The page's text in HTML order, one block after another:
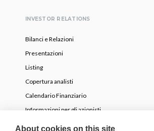
INVESTOR RELATIONS
Bilanci e Relazioni
Presentazioni
Listing
Copertura analisti
Calendario Finanziario
Informazioni per gli azionisti
OPA volontaria parziale
About cookies on this site